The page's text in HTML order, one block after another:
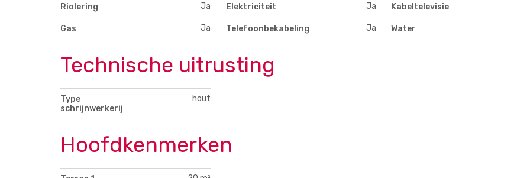
Riolering Ja Elektriciteit Ja Kabeltelevisie
Gas Ja Telefoonbekabeling Ja Water
Technische uitrusting
Type
schrijnwerkerij
hout
Hoofdkenmerken